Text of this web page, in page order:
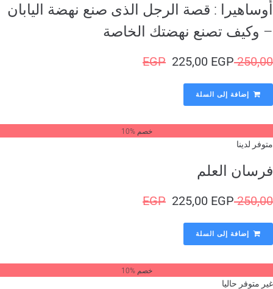
: قصة الرجل الذى صنع نهضة اليابان
وكيف تصنع نهضتك الخاصة
EGP 225,00EGP
إضافة إلى السلة
خصم %10
لدينا
العلم
EGP 225,00EGP
إضافة إلى السلة
خصم %10
متوفر حاليا